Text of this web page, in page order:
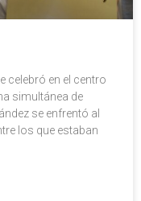
celebró en el centro
simultánea de
se enfrentó al
los que estaban